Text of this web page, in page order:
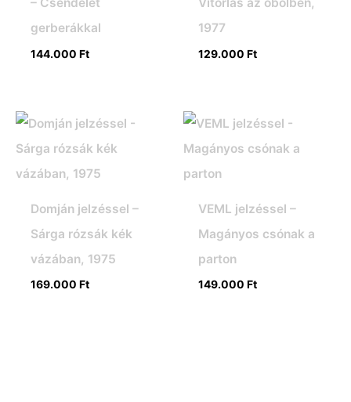
gerberákkal
144.000 Ft
1977
129.000 Ft
Domján jelzéssel –
Sárga rózsák kék
vázában, 1975
169.000 Ft
VEML jelzéssel –
Magányos csónak a
parton
149.000 Ft